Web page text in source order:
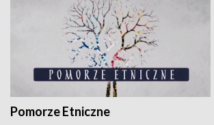
Pomorze Etniczne